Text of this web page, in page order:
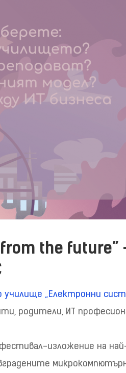
from the
училище „Електронни
родители, ИТ
фестивал-изложение на